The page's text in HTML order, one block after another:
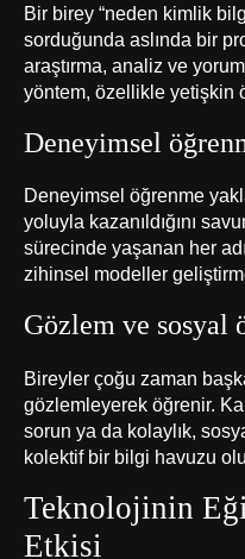
Bir birey “neden kimlik
sorduğunda aslında bir
araştırma, analiz ve
yöntem, özellikle yetişkin
Deneyimsel
Deneyimsel öğrenme
yoluyla kazanıldığını
sürecinde yaşanan her
zihinsel modeller
Gözlem ve sosyal
Bireyler çoğu zaman
gözlemleyerek öğrenir.
sorun ya da kolaylık,
kolektif bir bilgi havuzu
Teknolojinin
Etkisi